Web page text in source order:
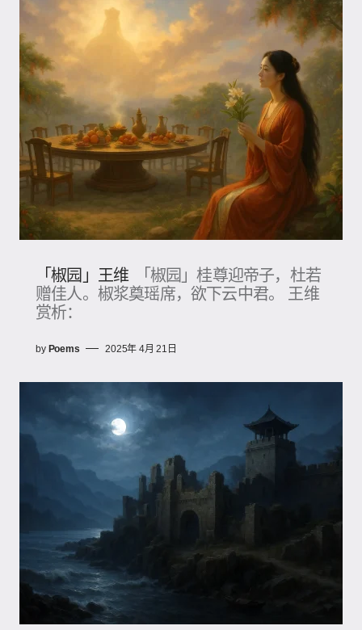
「椒园」王维
「椒园」桂尊迎帝子，杜若
赠佳人。椒浆奠瑶席，欲下云中君。 王维
赏析：
by Poems 2025年 4月 21日